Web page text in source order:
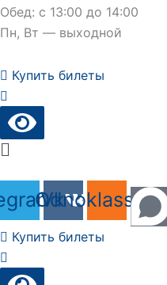
Обед: с 13:00 до 14:00
Пн, Вт — выходной
Купить билеты
Main
Vk
Odnoklassniki
Купить билеты